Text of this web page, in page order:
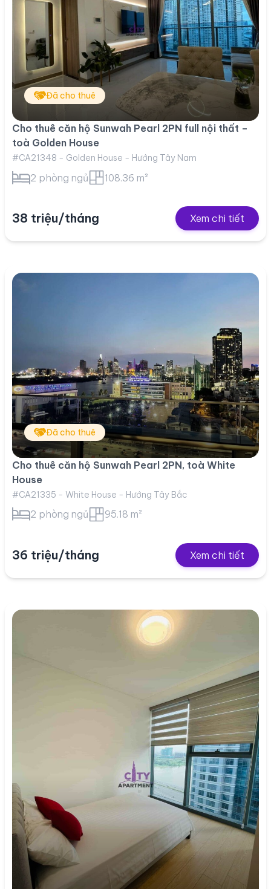
Đã cho thuê
Cho thuê căn hộ Sunwah Pearl 2PN full nội thất –
toà Golden House
#CA21348 - Golden House - Hướng Tây Nam
2 phòng ngủ 108.36 m²
38 triệu/tháng Xem chi tiết
Đã cho thuê
Cho thuê căn hộ Sunwah Pearl 2PN, toà White
House
#CA21335 - White House - Hướng Tây Bắc
2 phòng ngủ 95.18 m²
36 triệu/tháng Xem chi tiết